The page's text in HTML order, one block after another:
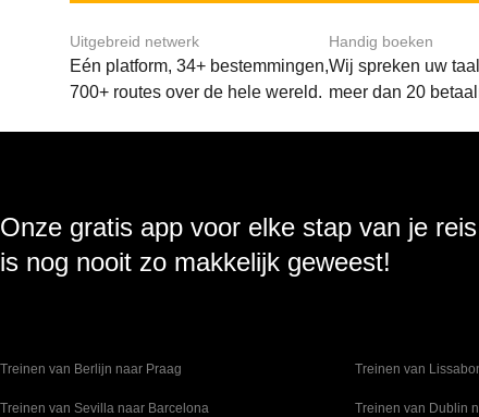
Uitgebreid netwerk
Eén platform, 34+ bestemmingen,
700+ routes over de hele wereld.
Handig boeken
Wij spreken uw
meer dan 20
Onze gratis app voor elke stap van je
is nog nooit zo makkelijk geweest!
Treinen van Berlijn naar Praag Treinen van
Treinen van Sevilla naar Barcelona Treinen van Dublin